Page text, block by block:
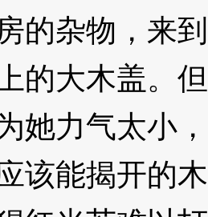
的杂物，来
的大木盖。
她力气太小
该能揭开的